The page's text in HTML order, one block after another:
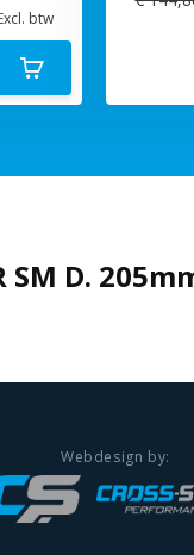
btw
SM D.